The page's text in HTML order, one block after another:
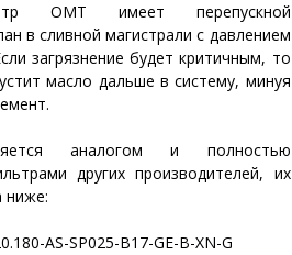
OMT имеет перепускной
в сливной магистрали с давлением
загрязнение будет критичным, то
масло дальше в систему, минуя
аналогом и полностью
других производителей, их
ниже:
AS-SP025-B17-GE-B-XN-G